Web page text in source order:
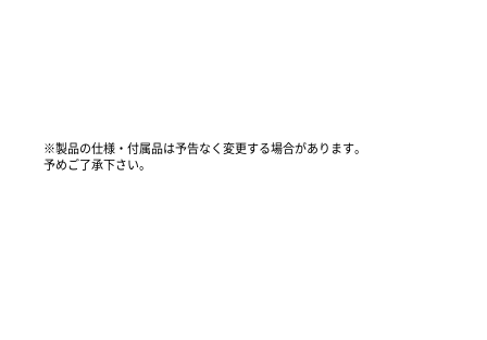
※製品の仕様・付属品は予告なく変更する場合があります。
予めご了承下さい。